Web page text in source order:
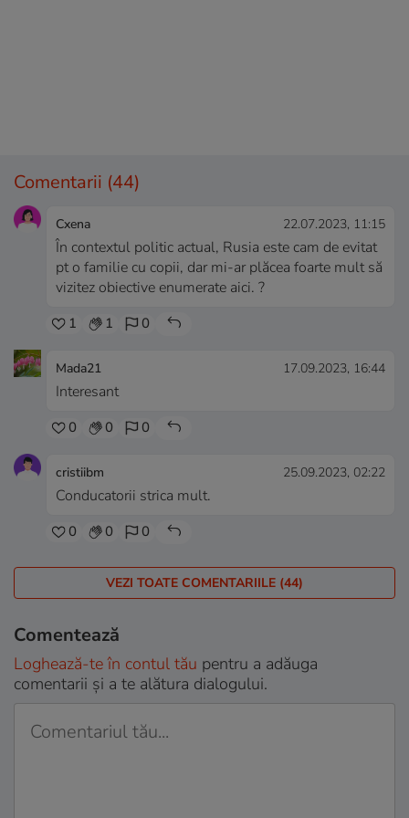
Comentarii (44)
Cxena 22.07.2023, 11:15
În contextul politic actual, Rusia este cam de evitat
pt o familie cu copii, dar mi-ar plăcea foarte mult să
vizitez obiective enumerate aici. ?
1 1 0
Mada21 17.09.2023, 16:44
Interesant
0 0 0
cristiibm 25.09.2023, 02:22
Conducatorii strica mult.
0 0 0
VEZI TOATE COMENTARIILE (44)
Comentează
Loghează-te în contul tău pentru a adăuga
comentarii și a te alătura dialogului.